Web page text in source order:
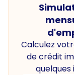
Calculez
de crédit
quelques